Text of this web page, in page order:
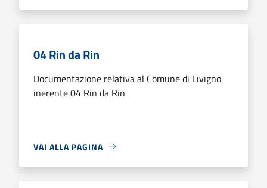
04 Rin da Rin
Documentazione relativa al Comune di Livigno
inerente 04 Rin da Rin
VAI ALLA PAGINA